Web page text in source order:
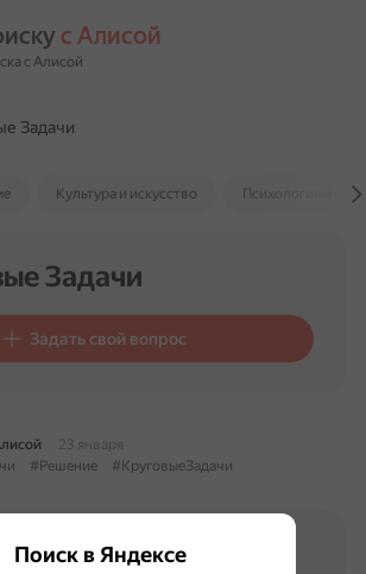
с Алисой
с Алисой
Задачи
Культура и искусство Психология и
Задачи
Задать свой вопрос
23 января
#Решение
#КруговыеЗадачи
методы решения круговых
задач?
Поиск в Яндексе